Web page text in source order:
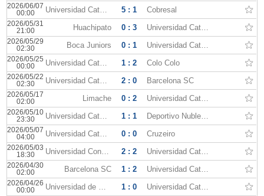
2026/06/07
00:00
Universidad Católica 5 : 1 Cobresal
2026/05/31
21:00
Huachipato 0 : 3 Universidad Católica
2026/05/29
02:30
Boca Juniors 0 : 1 Universidad Católica
2026/05/25
00:00
Universidad Católica 1 : 2 Colo Colo
2026/05/22
02:30
Universidad Católica 2 : 0 Barcelona SC
2026/05/17
02:00
Limache 0 : 2 Universidad Católica
2026/05/10
23:30
Universidad Católica 1 : 1 Deportivo Nublense
2026/05/07
04:00
Universidad Católica 0 : 0 Cruzeiro
2026/05/03
18:30
Universidad Concepcion 2 : 2 Universidad Católica
2026/04/30
02:00
Barcelona SC 1 : 2 Universidad Católica
2026/04/26
00:00
Universidad de Chile 1 : 0 Universidad Católica